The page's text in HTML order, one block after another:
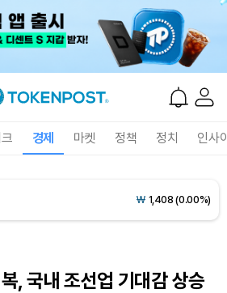
경제 마켓 정책 정치 인사
₩91,552,748(+0.15%)
₩ 1,408(0.00%)
₩ 107,210 (+3.22%)
, 국내 조선업 기대감 상승